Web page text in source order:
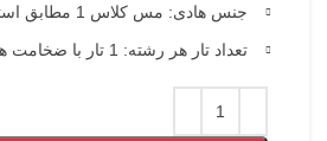
جنس هادی: مس کلاس 1 مطابق استاندارد IEC 60228
تعداد تار هر رشته: 1 تار با ضخامت هر تار 1.37mm